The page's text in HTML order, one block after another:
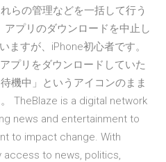
らの管理などを一括して行う
プリのダウンロードを中止し
ますが、iPhone初心者です。
プリをダウンロードしていた
機中」というアイコンのまま
TheBlaze is a digital network
news and entertainment to
to impact change. With
access to news, politics,